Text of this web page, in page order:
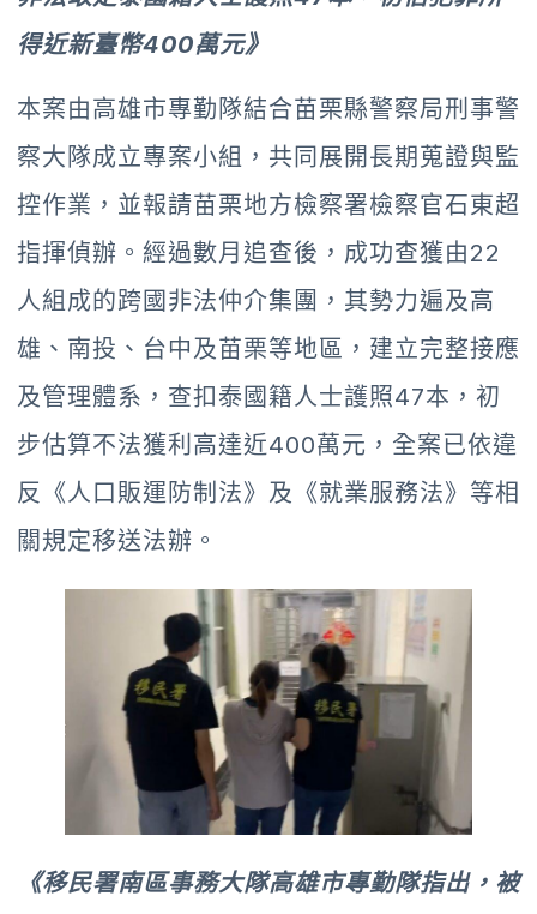
得近新臺幣400萬元》
本案由高雄市專勤隊結合苗栗縣警察局刑事警
察大隊成立專案小組，共同展開長期蒐證與監
控作業，並報請苗栗地方檢察署檢察官石東超
指揮偵辦。經過數月追查後，成功查獲由22
人組成的跨國非法仲介集團，其勢力遍及高
雄、南投、台中及苗栗等地區，建立完整接應
及管理體系，查扣泰國籍人士護照47本，初
步估算不法獲利高達近400萬元，全案已依違
反《人口販運防制法》及《就業服務法》等相
關規定移送法辦。
《移民署南區事務大隊高雄市專勤隊指出，被